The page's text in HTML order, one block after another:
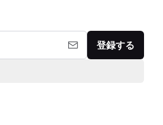
登録する